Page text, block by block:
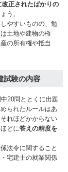
改正されたばかりの
う。
やすいものの、勉
土地や建物の権
の所有権や抵当
試験の内容
20問ととくに出題
られたルールはあ
れほどかからない
どに答えの精度を
法令に関すること
宅建士の就業関係